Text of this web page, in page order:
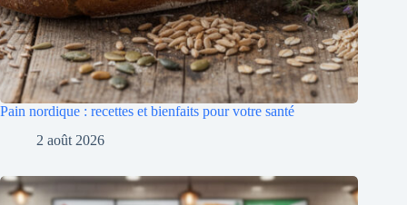
Pain nordique : recettes et bienfaits pour votre santé
2 août 2026